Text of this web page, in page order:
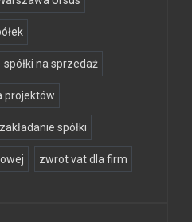
spółki na sprzedaż
projektów
zakładanie spółki
zwrot vat dla firm